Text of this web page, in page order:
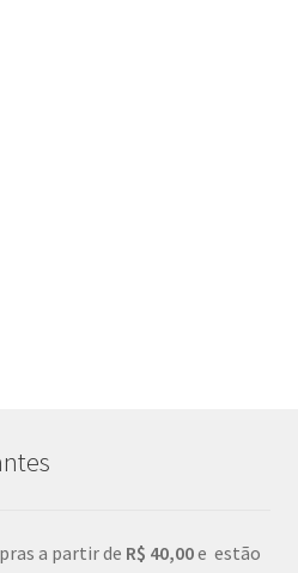
a partir de R$ 40,00e estão